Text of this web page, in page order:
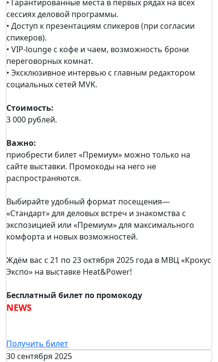
• Гарантированные места в первых рядах на всех
сессиях деловой программы.
• Доступ к презентациям спикеров (при согласии
спикеров).
• VIP-lounge с кофе и чаем, возможность брони
переговорных комнат.
• Эксклюзивное интервью с главным редактором
социальных сетей MVK.
Стоимость:
3 000 рублей.
Важно:
приобрести билет «Премиум» можно только на
сайте выставки. Промокоды на него не
распространяются.
Выбирайте удобный формат посещения—
«Стандарт» для деловых встреч и знакомства с
экспозицией или «Премиум» для максимального
комфорта и новых возможностей.
Ждём вас с 21 по 23 октября 2025 года в МВЦ «Крокус
Экспо» на выставке Heat&Power!
Бесплатный билет по промокоду
NEWS
Получить билет
30 сентября 2025